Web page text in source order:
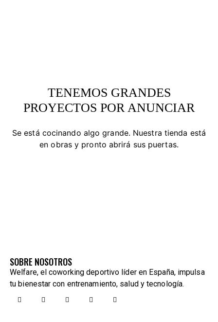
TENEMOS GRANDES
PROYECTOS POR ANUNCIAR
Se está cocinando algo grande. Nuestra tienda está
en obras y pronto abrirá sus puertas.
SOBRE NOSOTROS
Welfare, el coworking deportivo líder en España, impulsa
tu bienestar con entrenamiento, salud y tecnología.